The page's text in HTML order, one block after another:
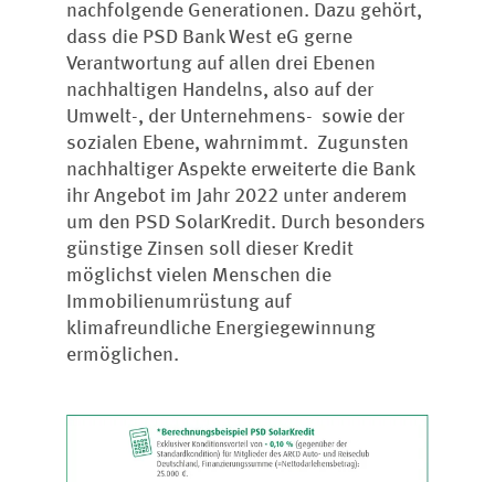
nachfolgende Generationen. Dazu gehört,
dass die PSD Bank West eG gerne
Verantwortung auf allen drei Ebenen
nachhaltigen Handelns, also auf der
Umwelt-, der Unternehmens- sowie der
sozialen Ebene, wahrnimmt. Zugunsten
nachhaltiger Aspekte erweiterte die Bank
ihr Angebot im Jahr 2022 unter anderem
um den PSD SolarKredit. Durch besonders
günstige Zinsen soll dieser Kredit
möglichst vielen Menschen die
Immobilienumrüstung auf
klimafreundliche Energiegewinnung
ermöglichen.